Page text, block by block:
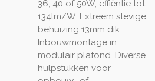
36, 40 of 50W, effiëntie tot
134lm/W. Extreem stevige
behuizing 13mm dik.
Inbouwmontage in
modulair plafond. Diverse
hulpstukken voor